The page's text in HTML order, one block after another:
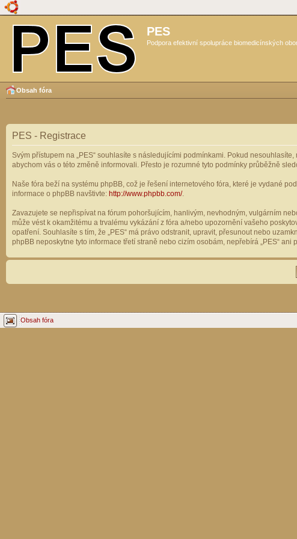
PES
Podpora efektivní spolupráce biomedicínských
Obsah fóra
PES - Registrace
Svým přístupem na „PES“ souhlasíte s následujícími podmínkami. Pokud
abychom vás o této změně informovali. Přesto je rozumné tyto podmínky průběžně
Naše fóra beží na systému phpBB, což je řešení internetového fóra, které je vydané pod
informace o phpBB navštivte: http://www.phpbb.com/.
Zavazujete se nepřispívat na fórum pohoršujícím, hanlivým, nevhodným, vulgárním
může vést k okamžitému a trvalému vykázání z fóra a/nebo upozornění vašeho
opatření. Souhlasíte s tím, že „PES“ má právo odstranit, upravit, přesunout nebo
phpBB neposkytne tyto informace třetí straně nebo cizím osobám, nepřebírá „PES“
Obsah fóra